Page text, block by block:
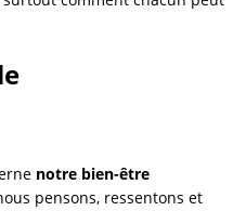
notre bien-être
pensons, ressentons et